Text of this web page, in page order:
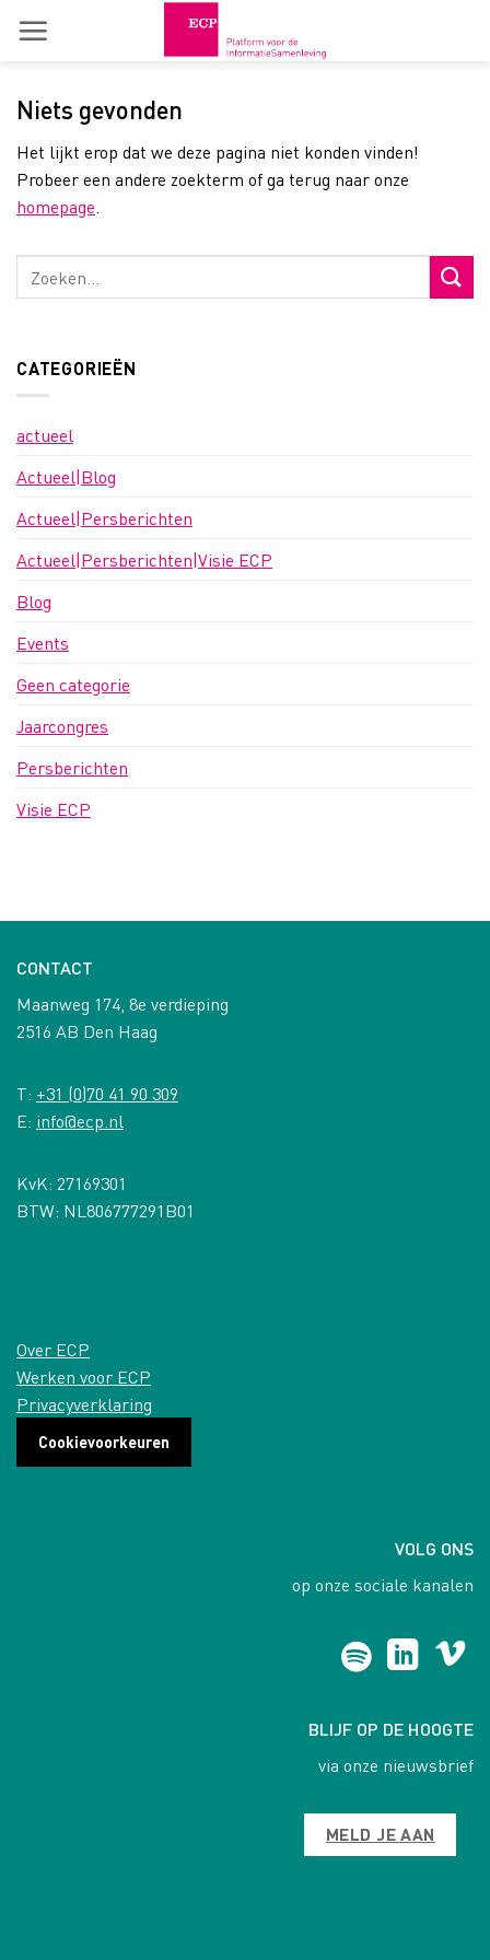
Niets gevonden
Het lijkt erop dat we deze pagina niet konden vinden!
Probeer een andere zoekterm of ga terug naar onze
homepage
CATEGORIEËN
actueel
Actueel|Blog
Actueel|Persberichten
Actueel|Persberichten|Visie ECP
Blog
Events
Geen categorie
Jaarcongres
Persberichten
Visie ECP
CONTACT
Maanweg 174, 8e verdieping
2516 AB Den Haag
T: +31 (0)70 41 90 309
E: info@ecp.nl
KvK: 27169301
BTW: NL806777291B01
Over ECP
Werken voor ECP
Privacyverklaring
Cookievoorkeuren
VOLG ONS
op onze sociale kanalen
BLIJF OP DE HOOGTE
via onze nieuwsbrief
MELD JE AAN